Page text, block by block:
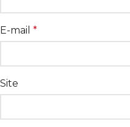
E-mail *
Site